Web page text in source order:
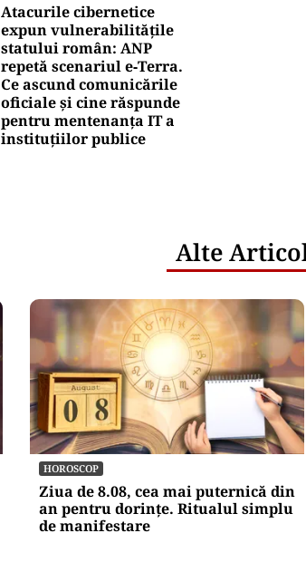
Atacurile cibernetice
expun vulnerabilitățile
statului român: ANP
repetă scenariul e‑Terra.
Ce ascund comunicările
oficiale și cine răspunde
pentru mentenanța IT a
instituțiilor publice
Alte
HOROSCOP
Ziua de 8.08, cea mai puternică din
an pentru dorințe. Ritualul simplu
de manifestare